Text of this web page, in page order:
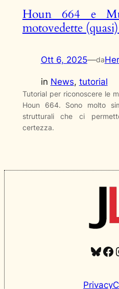
Houn 664 e
motovedette
Ott 6, 2025—da
in News, tutorial
Tutorial per riconoscere le
Houn 664. Sono molto
strutturali che ci
certezza.
Privacy